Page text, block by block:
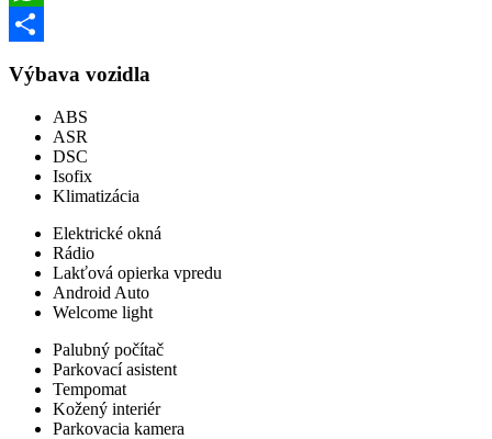
WhatsApp
Výbava vozidla
ABS
ASR
DSC
Isofix
Klimatizácia
Elektrické okná
Rádio
Lakťová opierka vpredu
Android Auto
Welcome light
Palubný počítač
Parkovací asistent
Tempomat
Kožený interiér
Parkovacia kamera